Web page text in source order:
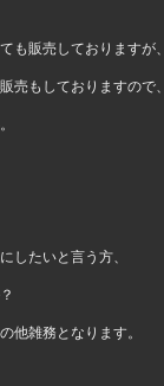
も販売しておりますが、
売もしておりますので、
したいと言う方、
他雑務となります。